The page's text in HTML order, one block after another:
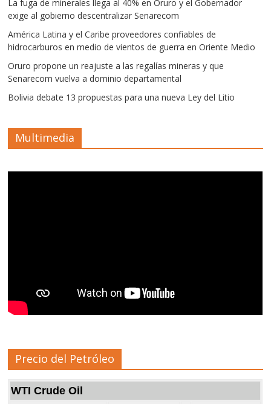
La fuga de minerales llega al 40% en Oruro y el Gobernador
exige al gobierno descentralizar Senarecom
América Latina y el Caribe proveedores confiables de
hidrocarburos en medio de vientos de guerra en Oriente Medio
Oruro propone un reajuste a las regalías mineras y que
Senarecom vuelva a dominio departamental
Bolivia debate 13 propuestas para una nueva Ley del Litio
Multimedia
Precio del Petróleo
WTI Crude Oil